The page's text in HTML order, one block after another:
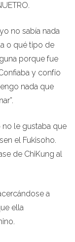
no sabía nada
o qué tipo de
porque fue
y confío
nada que
le gustaba que
el Fukisoho.
de ChiKung al
a
ella